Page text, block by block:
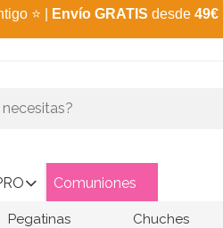
⭐ Envío GRATIS desde 49€
Comuniones
Pegatinas Chuches